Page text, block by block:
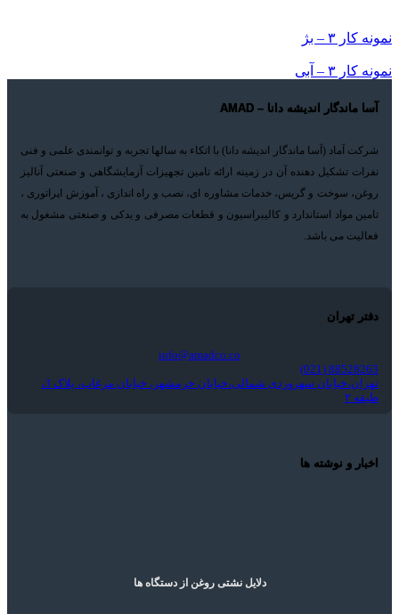
نمونه کار ۳ – بژ
نمونه کار ۳ – آبی
آسا ماندگار اندیشه دانا – AMAD
شرکت آماد (آسا ماندگار اندیشه دانا) با اتکاء به سالها تجربه و توانمندی علمی و فنی
نفرات تشکیل دهنده آن در زمینه ارائه تامین تجهیزات آزمایشگاهی و صنعتی آنالیز
روغن، سوخت و گریس، خدمات مشاوره ای، نصب و راه اندازی ، آموزش اپراتوری ،
تامین مواد استاندارد و کالیبراسیون و قطعات مصرفی و یدکی و صنعتی مشغول به
فعالیت می باشد.
دفتر تهران
info@amadco.co
88528263 (021)
تهران،خیابان سهروردی شمالی،خیابان خرمشهر، خیابان مرغاب، پلاک 3،
طبقه ۲
اخبار و نوشته ها
دلایل نشتی روغن از دستگاه ها